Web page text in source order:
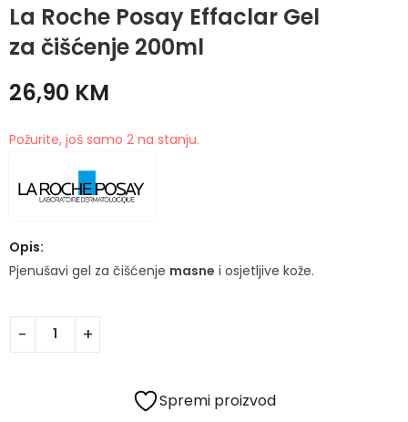
La Roche Posay Effaclar Gel
za čišćenje 200ml
La Roche Posay
La Roche Posay
26,90 KM
Požurite, još samo 2 na stanju.
Opis:
Pjenušavi gel za čišćenje masne i osjetljive kože.
Spremi proizvod